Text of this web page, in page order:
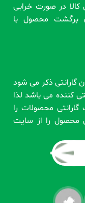
تحویل کالا در صورت خرابی
برگشت محصول با
گارانتی ذکر می شود
کننده می باشد لذا
محصولات را
محصول را از سایت